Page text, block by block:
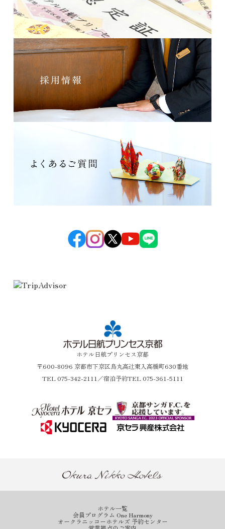
ホテル日航プリンセス京都
〒600-8096 京都市下京区烏丸高辻東入高橋町630番地
TEL075-342-2111 ／宿泊予約TEL 075-361-5111
ホテル一覧
会員プログラム One Harmony
オークラニッコーホテルズ 予約センター